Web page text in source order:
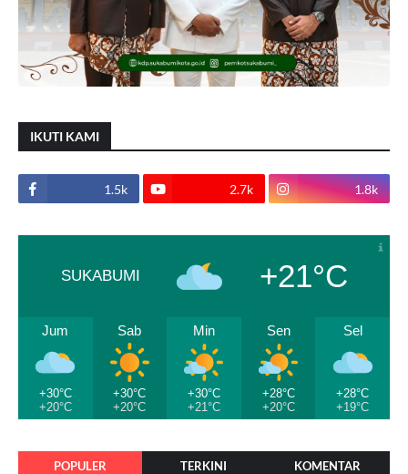
IKUTI KAMI
1.5k 2.7k 1.8k
SUKABUMI +21°C
Jum
+30°C
+20°C
Sab
+30°C
+20°C
Min
+30°C
+21°C
Sen
+28°C
+20°C
Sel
+28°C
+19°C
POPULER TERKINI KOMENTAR